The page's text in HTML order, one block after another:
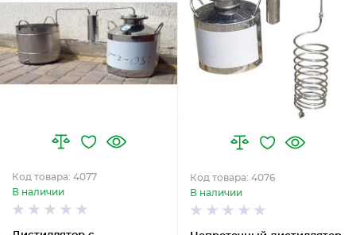
Код товара: 4077
В наличии
Код товара: 4076
В наличии